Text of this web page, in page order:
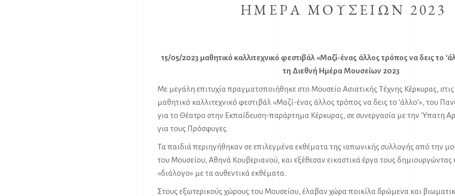
ΗΜΈΡΑ ΜΟΥΣΕΊΩΝ 2023
15/05/2023 μαθητικό καλλιτεχνικό φεστιβάλ «Μαζί-ένας άλλος τρόπος να δεις το
τη Διεθνή Ημέρα Μουσείων 2023
Με μεγάλη επιτυχία πραγματοποιήθηκε στο Μουσείο Ασιατικής Τέχνης Κέρκυρας,
μαθητικό καλλιτεχνικό φεστιβάλ «Μαζί-ένας άλλος τρόπος να δεις το ‘άλλο’», του
για το Θέατρο στην Εκπαίδευση-παράρτημα Κέρκυρας, σε συνεργασία με την Ύπατη
για τους Πρόσφυγες.
Τα παιδιά περιηγήθηκαν σε επιλεγμένα εκθέματα της ιαπωνικής συλλογής από την
του Μουσείου, Αθηνά Κουβεριανού, και εξέθεσαν εικαστικά έργα τους δημιουργώντας
«διάλογο» με τα αυθεντικά εκθέματα.
Στους εξωτερικούς χώρους του Μουσείου, έλαβαν χώρα ποικίλα δρώμενα και